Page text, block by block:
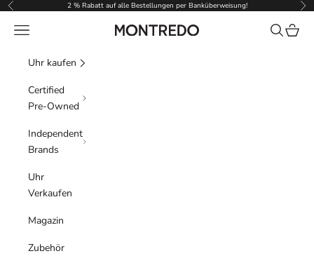
Zum Inhalt springen
Zurück 2 % Rabatt auf alle Bestellungen per Banküberweisung! Vor
Montredo
Menü Suchen
Uhr kaufen
Certified
Pre-Owned
Independent
Brands
Uhr
Verkaufen
Magazin
Zubehör